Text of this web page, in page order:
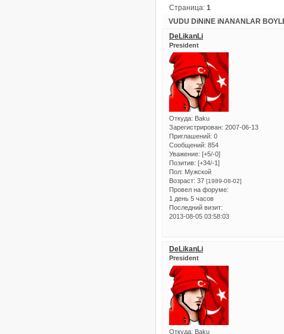
VUDU DiNiNE iNANANLAR
Страница:1
DeLikanLi
President
Откуда: Baku
Зарегистрирован: 2007-06-13
Приглашений: 0
Сообщений: 854
Уважение: [+5/-0]
Позитив: [+34/-1]
Пол: Мужской
Возраст: 37 [1989-08-02]
Провел на форуме:
1 день 5 часов
Последний визит:
2013-08-05 03:58:03
DeLikanLi
President
Откуда: Baku